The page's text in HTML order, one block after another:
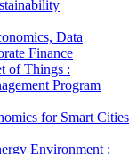
Data
Finance
of Things :
Program
for Smart Cities
Environment :